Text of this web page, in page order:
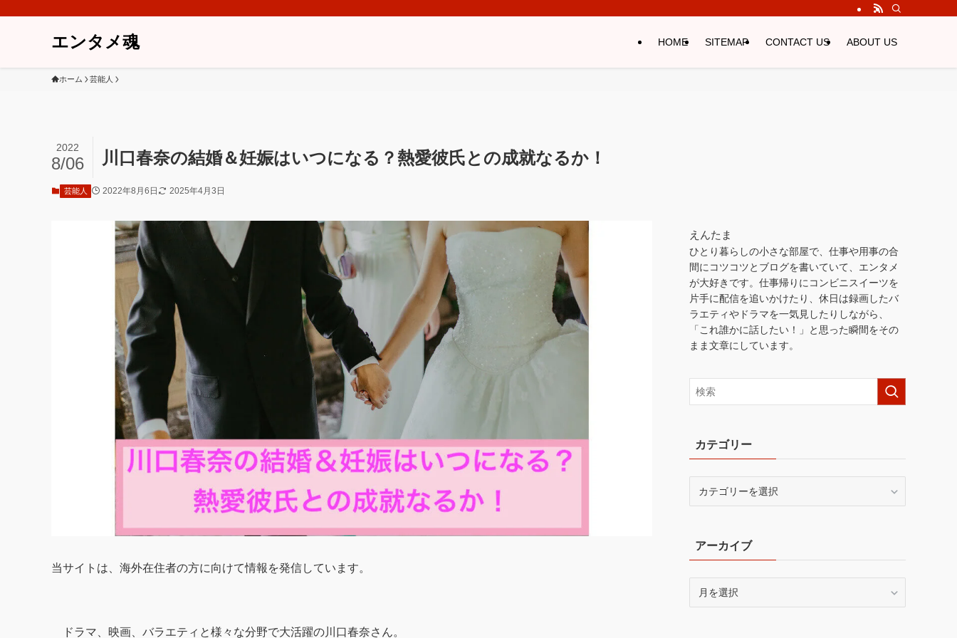
エンタメ魂 HOME SITEMAP CONTACT US ABOUT US
ホーム 芸能人
川口春奈の結婚＆妊娠はいつになる？熱愛彼氏との成就なるか！
2022
8/06
芸能人 2022年8月6日 2025年4月3日
当サイトは、海外在住者の方に向けて情報を発信しています。
ドラマ、映画、バラエティと様々な分野で大活躍の川口春奈さん。
えんたま
ひとり暮らしの小さな部屋で、仕事や用事の合
間にコツコツとブログを書いていて、エンタメ
が大好きです。仕事帰りにコンビニスイーツを
片手に配信を追いかけたり、休日は録画したバ
ラエティやドラマを一気見したりしながら、
「これ誰かに話したい！」と思った瞬間をその
まま文章にしています。
カテゴリー
ーアーカイブ